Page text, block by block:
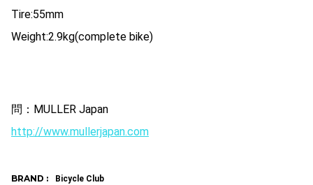
Tire:55mm
Weight:2.9kg(complete bike)
問：MULLER Japan
http://www.mullerjapan.com
BRAND : Bicycle Club